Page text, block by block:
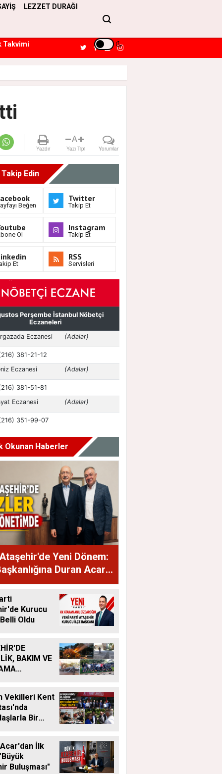
LEZZET DURAĞI
Takvimi
Yazdır
A
Yazı Tipi Yorumlar
Takip Edin
Beğen
Twitter
Takip Et
Ol
Instagram
Takip Et
Et
RSS
Servisleri
Okunan Haberler
Yeni Dönem:
Duran Acar
Kurucu
Oldu
BAKIM VE
Vekilleri Kent
Bir
İlk
Buluşması"